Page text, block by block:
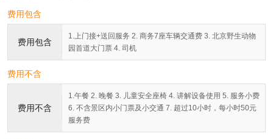
费用包含
费用包含
1.上门接+送回服务 2. 商务7座车辆交通费 3. 北京野生动物
园首道大门票 4. 司机
费用不含
费用不含
1.午餐 2. 晚餐 3. 儿童安全座椅 4. 讲解设备使用 5. 服务小费
6. 不含景区内小门票及小交通 7. 超过10小时，每小时50元
服务费